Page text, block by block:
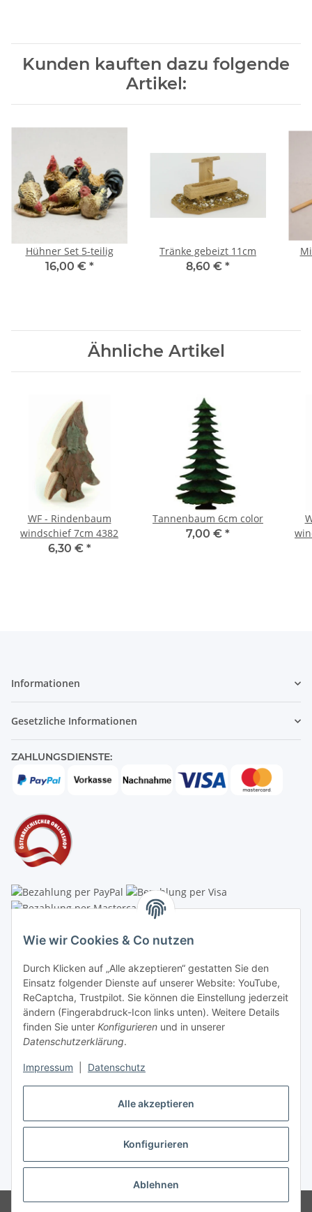
Alle akzeptieren
Konfigurieren
Ablehnen
Wie wir Cookies & Co nutzen
Durch Klicken auf „Alle akzeptieren“ gestatten Sie den
Einsatz folgender Dienste auf unserer Website: YouTube,
ReCaptcha, Trustpilot. Sie können die Einstellung jederzeit
ändern (Fingerabdruck-Icon links unten). Weitere Details
finden Sie unter Konfigurieren und in unserer
Datenschutzerklärung.
Impressum Datenschutz
Kunden kauften dazu folgende
Artikel:
Hühner Set 5-teilig
16,00 € *
Tränke gebeizt 11cm
8,60 € *
Ähnliche Artikel
WF - Rindenbaum
windschief 7cm 4382
6,30 € *
Tannenbaum 6cm color
7,00 € *
Informationen
Gesetzliche Informationen
ZAHLUNGSDIENSTE:
Schauraum & Verkauf: Pfarrwald 46
Buchhaltung: Königleiten 11
A-3354 Wolfsbach
+43747782730
shop@krippen-shop.at
www.krippen-shop.at
Vertrag widerrufen
* Alle Preise inkl. gesetzlicher USt., zzgl.